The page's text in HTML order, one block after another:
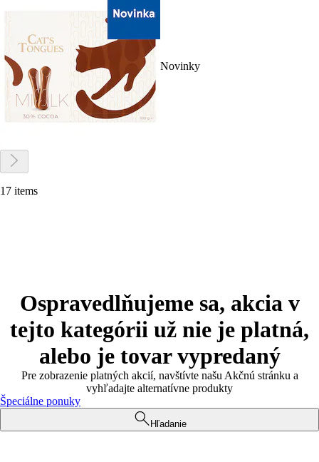
Novinky
17 items
Ospravedlňujeme sa, akcia v
tejto kategórii už nie je platná,
alebo je tovar vypredaný
Pre zobrazenie platných akcií, navštívte našu Akčnú stránku a
vyhľadajte alternatívne produkty
Špeciálne ponuky
Hľadanie